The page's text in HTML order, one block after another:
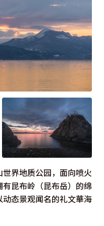
界地质公园，面向喷火
昆布岭（昆布岳）的绵
态景观闻名的礼文華海